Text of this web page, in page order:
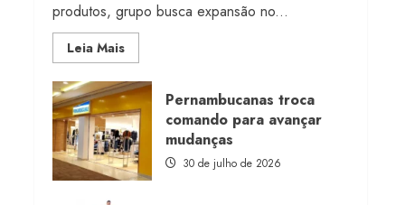
produtos, grupo busca expansão no...
Leia MaisRead
more
Morena
Rosa
lança
franquia
com
estoque
consignado
Pernambucanas troca
comando para avançar
mudanças
30 de julho de 2026